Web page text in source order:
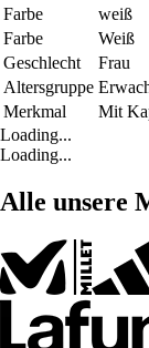
Farbe
weiß
Farbe
Weiß
Geschlecht
Frau
Altersgruppe
Merkmal
Mit
Loading...
Loading...
Alle unsere